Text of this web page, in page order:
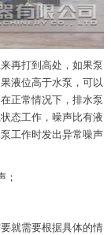
再打到高处，如果泵
液位高于水泵，可以
正常情况下，排水泵
态工作，噪声比有液
工作时发出异常噪声
；
就需要根据具体的情